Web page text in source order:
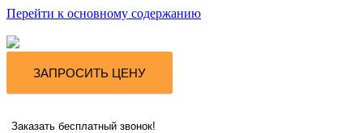
Перейти к основному содержанию
ЗАПРОСИТЬ ЦЕНУ
Заказать бесплатный звонок!